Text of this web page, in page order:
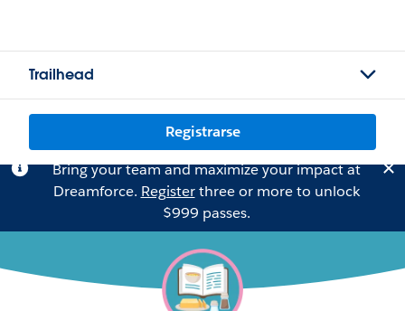
Trailhead
Registrarse
Bring your team and maximize your impact at
Dreamforce. Registerthree or more to unlock
$999 passes.